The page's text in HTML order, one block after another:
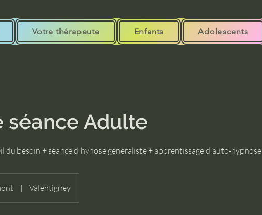
Votre thérapeute Enfants Adolescents
séance Adulte
du besoin + séance d'hynose généraliste + apprentissage d'auto-hypnose
| Valentigney